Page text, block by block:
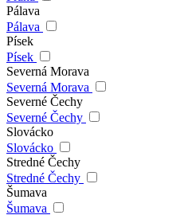
Pálava
Pálava
Písek
Písek
Severná Morava
Severná Morava
Severné Čechy
Severné Čechy
Slovácko
Slovácko
Stredné Čechy
Stredné Čechy
Šumava
Šumava